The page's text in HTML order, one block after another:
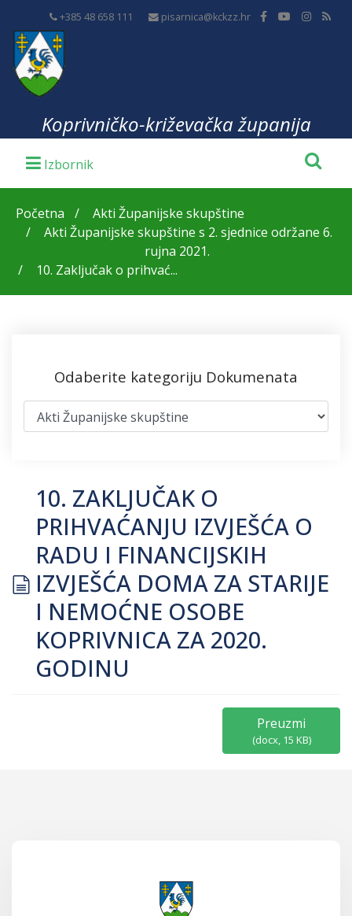
+385 48 658 111 pisarnica@kckzz.hr
Koprivničko-križevačka županija
Početna
Akti Županijske skupštine
Akti Županijske skupštine s 2. sjednice održane 6.
rujna 2021.
10. Zaključak o prihvać...
Odaberite kategoriju Dokumenata
document
10. ZAKLJUČAK O
PRIHVAĆANJU IZVJEŠĆA O
RADU I FINANCIJSKIH
IZVJEŠĆA DOMA ZA STARIJE
I NEMOĆNE OSOBE
KOPRIVNICA ZA 2020.
GODINU
Preuzmi
(docx, 15 KB)